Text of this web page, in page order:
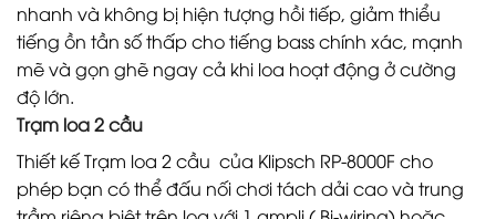
nhanh và không bị hiện tượng hồi tiếp, giảm thiểu
tiếng ồn tần số thấp cho tiếng bass chính xác, mạnh
mẽ và gọn ghẽ ngay cả khi loa hoạt động ở cường
độ lớn.
Trạm loa 2 cầu
Thiết kế Trạm loa 2 cầu của Klipsch RP-8000F cho
phép bạn có thể đấu nối chơi tách dải cao và trung